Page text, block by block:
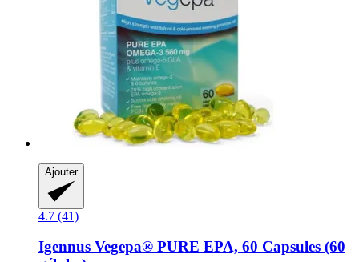
Ajouter
4.7 (41)
Igennus Vegepa® PURE EPA, 60 Capsules (60